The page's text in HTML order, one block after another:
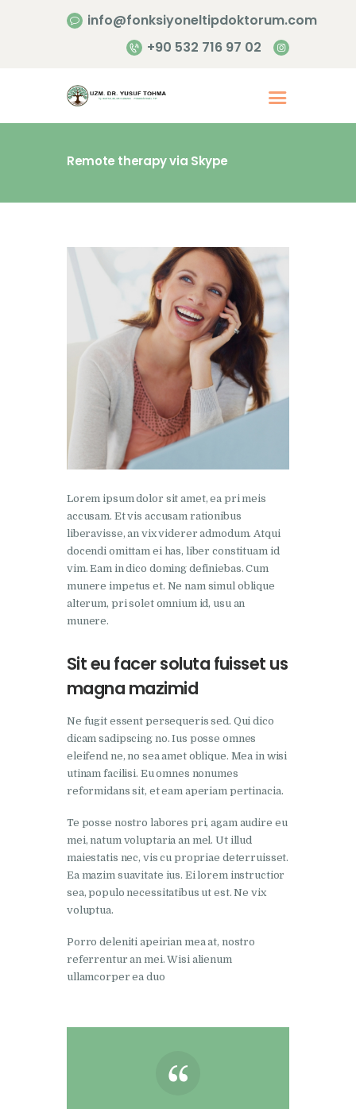
info@fonksiyoneltipdoktorum.com
+90 532 716 97 02
Remote therapy via Skype
Hizmetlerimiz
İletişim
Lorem ipsum dolor sit amet, ea pri meis
accusam. Et vis accusam rationibus
liberavisse, an vix viderer admodum. Atqui
docendi omittam ei has, liber constituam id
vim. Eam in dico doming definiebas. Cum
munere impetus et. Ne nam simul oblique
alterum, pri solet omnium id, usu an
munere.
Sit eu facer soluta fuisset us
magna mazimid
Ne fugit essent persequeris sed. Qui dico
dicam sadipscing no. Ius posse omnes
eleifend ne, no sea amet oblique. Mea in wisi
utinam facilisi. Eu omnes nonumes
reformidans sit, et eam aperiam pertinacia.
Te posse nostro labores pri, agam audire eu
mei, natum voluptaria an mel. Ut illud
maiestatis nec, vis cu propriae deterruisset.
Ea mazim suavitate ius. Ei lorem instructior
sea, populo necessitatibus ut est. Ne vix
voluptua.
Porro deleniti apeirian mea at, nostro
referrentur an mei. Wisi alienum
ullamcorper ea duo